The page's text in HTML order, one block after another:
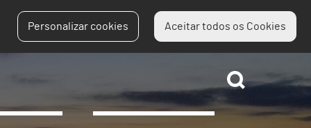
Personalizar cookies Aceitar todos os Cookies